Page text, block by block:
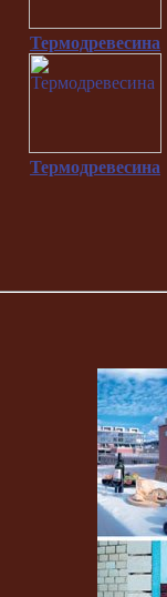
Термодревесина
Термодревесина